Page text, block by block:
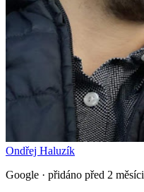
Ondřej Haluzík
Google · přidáno před 2 měsíci